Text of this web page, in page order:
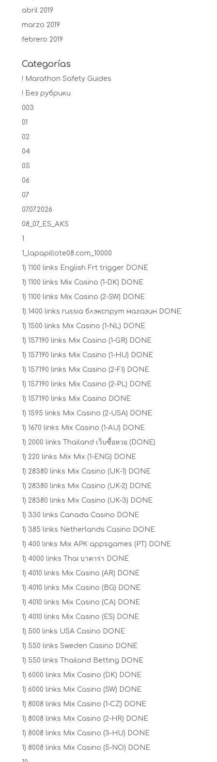
abril 2019
marzo 2019
febrero 2019
Categorías
! Marathon Safety Guides
! Без рубрики
003
01
02
04
05
06
07
07.07.2026
08_07_ES_AKS
1
1_lapapillote08.com_10000
1) 1100 links English Frt trigger DONE
1) 1100 links Mix Casino (1-DK) DONE
1) 1100 links Mix Casino (2-SW) DONE
1) 1400 links russia блэкспрут магазин DONE
1) 1500 links Mix Casino (1-NL) DONE
1) 157190 links Mix Casino (1-GR) DONE
1) 157190 links Mix Casino (1-HU) DONE
1) 157190 links Mix Casino (2-FI) DONE
1) 157190 links Mix Casino (2-PL) DONE
1) 157190 links Mix Casino DONE
1) 1595 links Mix Casino (2-USA) DONE
1) 1670 links Mix Casino (1-AU) DONE
1) 2000 links Thailand เว็บซื้อหวย (DONE)
1) 220 links Mix Mix (1-ENG) DONE
1) 28380 links Mix Casino (UK-1) DONE
1) 28380 links Mix Casino (UK-2) DONE
1) 28380 links Mix Casino (UK-3) DONE
1) 330 links Canada Casino DONE
1) 385 links Netherlands Casino DONE
1) 400 links Mix APK appsgames (PT) DONE
1) 4000 links Thai บาคาร่า DONE
1) 4010 links Mix Casino (AR) DONE
1) 4010 links Mix Casino (BG) DONE
1) 4010 links Mix Casino (CA) DONE
1) 4010 links Mix Casino (ES) DONE
1) 500 links USA Casino DONE
1) 550 links Sweden Casino DONE
1) 550 links Thailand Betting DONE
1) 6000 links Mix Casino (DK) DONE
1) 6000 links Mix Casino (SW) DONE
1) 8008 links Mix Casino (1-CZ) DONE
1) 8008 links Mix Casino (2-HR) DONE
1) 8008 links Mix Casino (3-HU) DONE
1) 8008 links Mix Casino (5-NO) DONE